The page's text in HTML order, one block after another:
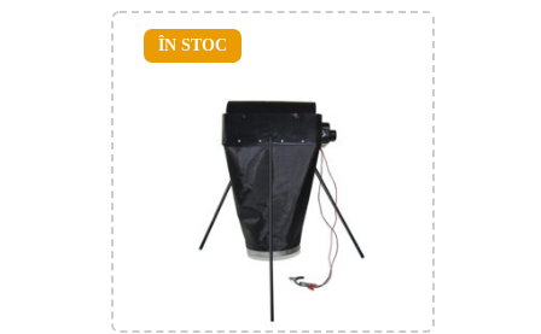
ÎN STOC